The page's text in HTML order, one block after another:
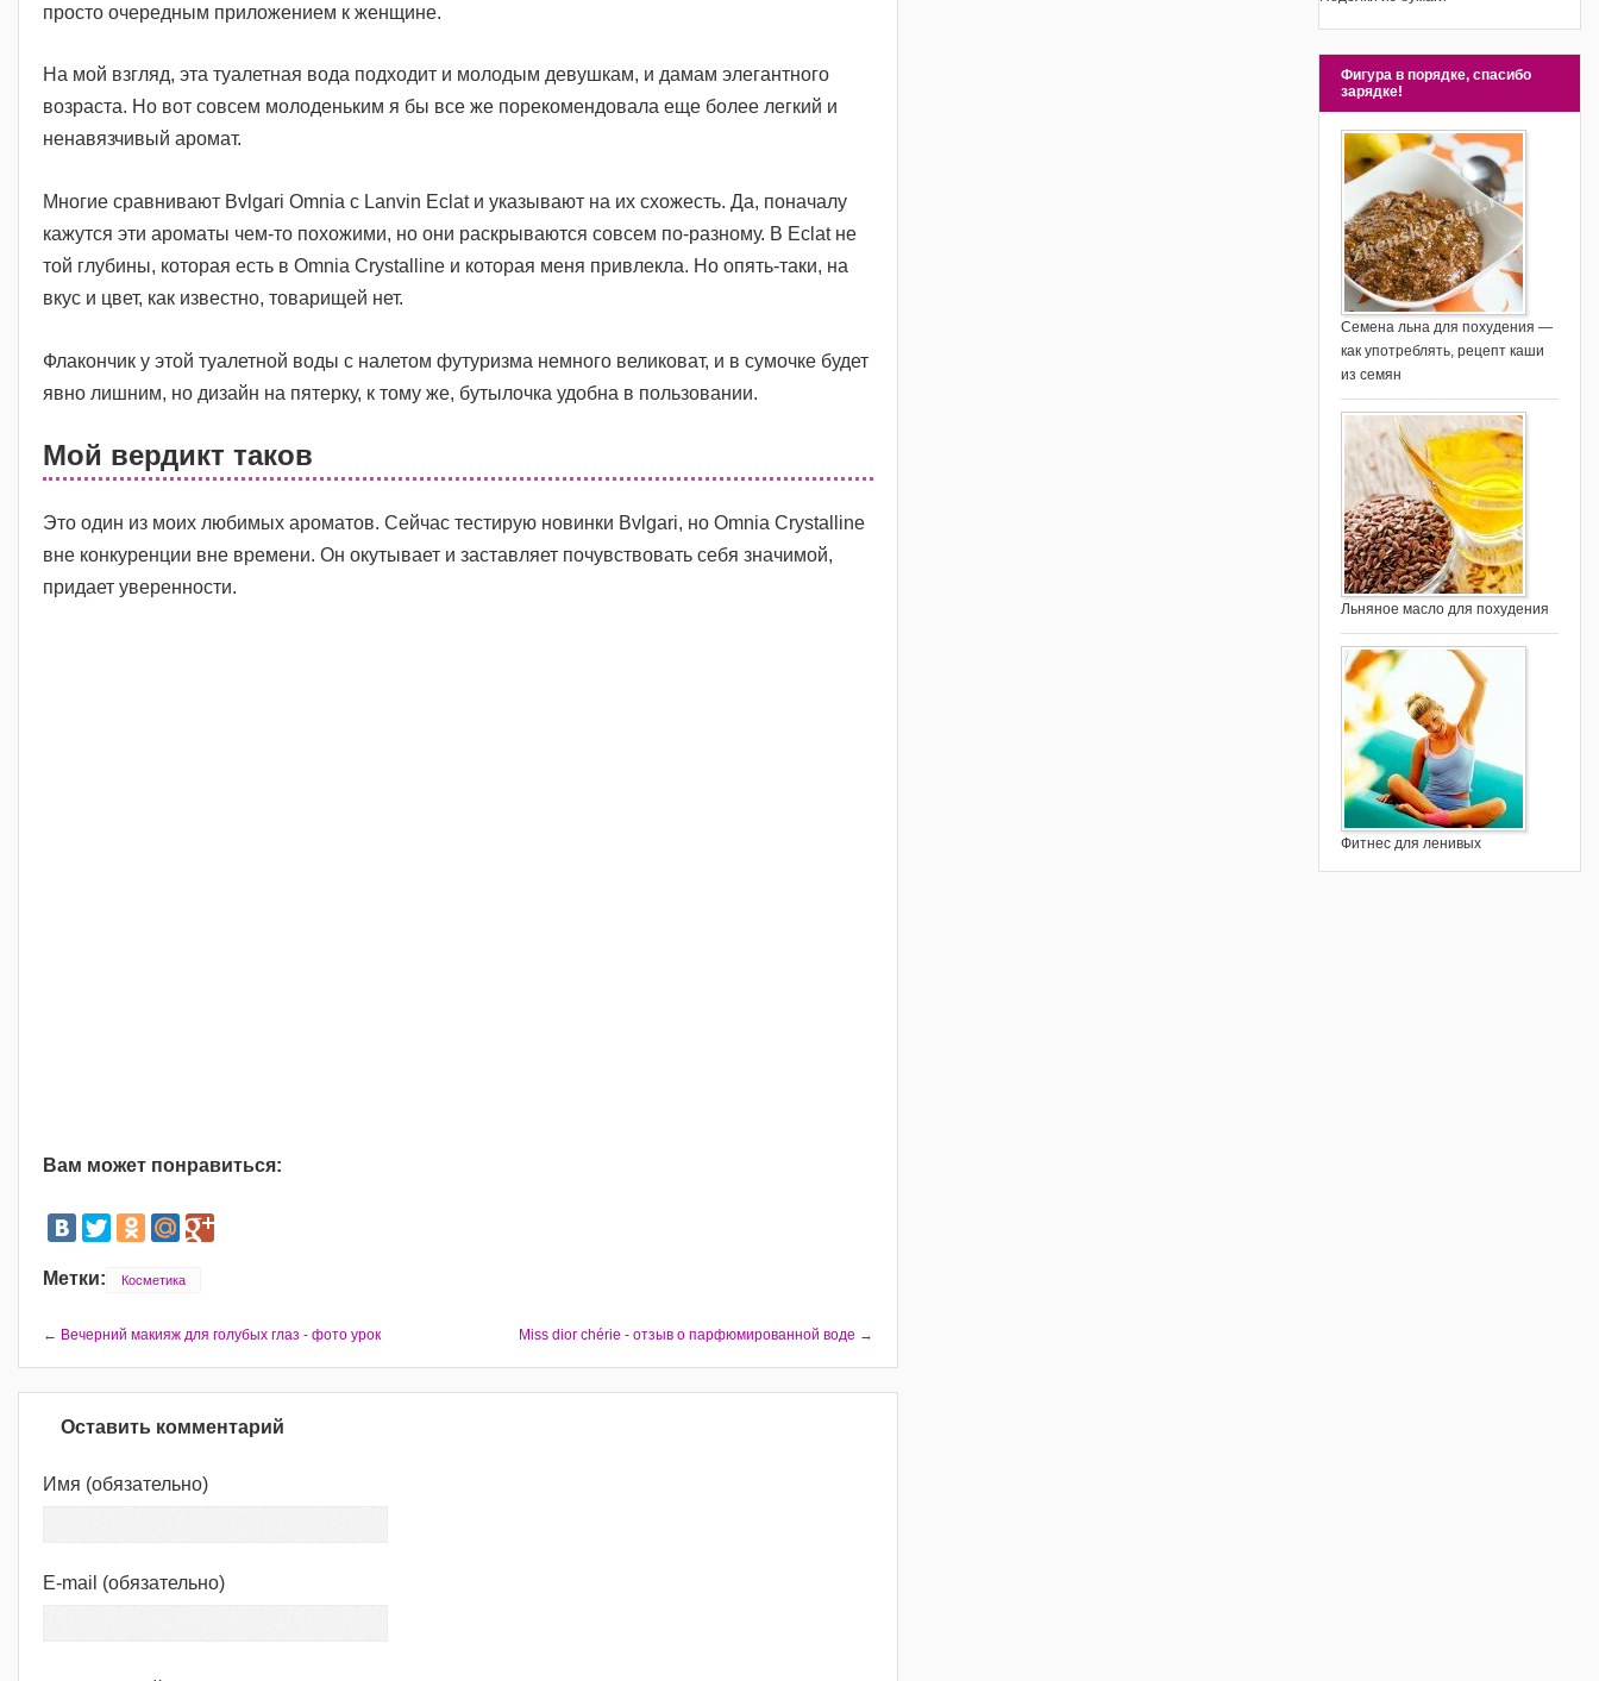
Фигура в порядке, спасибо
зарядке!
Семена льна для похудения —
как употреблять, рецепт каши
из семян
Льняное масло для похудения
Фитнес для ленивых
просто очередным приложением к женщине.
На мой взгляд, эта туалетная вода подходит и молодым девушкам, и дамам элегантного
возраста. Но вот совсем молоденьким я бы все же порекомендовала еще более легкий и
ненавязчивый аромат.
Многие сравнивают Bvlgari Omnia с Lanvin Eclat и указывают на их схожесть. Да, поначалу
кажутся эти ароматы чем-то похожими, но они раскрываются совсем по-разному. В Eclat не
той глубины, которая есть в Omnia Crystalline и которая меня привлекла. Но опять-таки, на
вкус и цвет, как известно, товарищей нет.
Флакончик у этой туалетной воды с налетом футуризма немного великоват, и в сумочке будет
явно лишним, но дизайн на пятерку, к тому же, бутылочка удобна в пользовании.
Мой вердикт таков
Это один из моих любимых ароматов. Сейчас тестирую новинки Bvlgari, но Omnia Crystalline
вне конкуренции вне времени. Он окутывает и заставляет почувствовать себя значимой,
придает уверенности.
Вам может понравиться:
Метки: Косметика
← Вечерний макияж для голубых глаз - фото урок Miss dior chérie - отзыв о парфюмированной воде →
Оставить комментарий
Имя (обязательно)
E-mail (обязательно)